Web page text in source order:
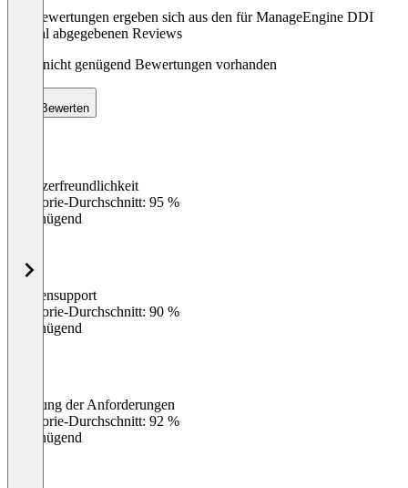
Die Bewertungen ergeben sich aus den für ManageEngine DDI
Central abgegebenen Reviews
Noch nicht genügend Bewertungen vorhanden
Bewerten
Benutzerfreundlichkeit
Kategorie-Durchschnitt: 95 %
Ungenügend
Kundensupport
Kategorie-Durchschnitt: 90 %
Ungenügend
Erfüllung der Anforderungen
Kategorie-Durchschnitt: 92 %
Ungenügend